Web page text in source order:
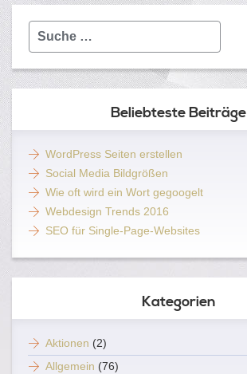
Suche
Beliebteste Beiträge
WordPress Seiten erstellen
Social Media Bildgrößen
Wie oft wird ein Wort gegoogelt
Webdesign Trends 2016
SEO für Single-Page-Websites
Kategorien
Aktionen (2)
Allgemein (76)